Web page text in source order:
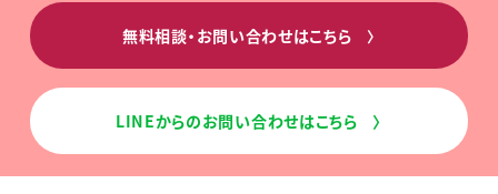
無料相談・お問い合わせはこちら〉
LINEからのお問い合わせはこちら〉